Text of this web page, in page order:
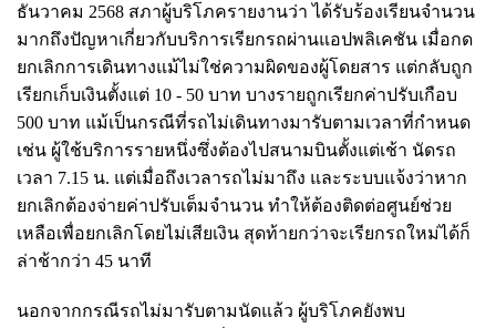
ธันวาคม 2568 สภาผู้บริโภครายงานว่า ได้รับร้องเรียนจำนวน
มากถึงปัญหาเกี่ยวกับบริการเรียกรถผ่านแอปพลิเคชัน เมื่อกด
ยกเลิกการเดินทางแม้ไม่ใช่ความผิดของผู้โดยสาร แต่กลับถูก
เรียกเก็บเงินตั้งแต่ 10 - 50 บาท บางรายถูกเรียกค่าปรับเกือบ
500 บาท แม้เป็นกรณีที่รถไม่เดินทางมารับตามเวลาที่กำหนด
เช่น ผู้ใช้บริการรายหนึ่งซึ่งต้องไปสนามบินตั้งแต่เช้า นัดรถ
เวลา 7.15 น. แต่เมื่อถึงเวลารถไม่มาถึง และระบบแจ้งว่าหาก
ยกเลิกต้องจ่ายค่าปรับเต็มจำนวน ทำให้ต้องติดต่อศูนย์ช่วย
เหลือเพื่อยกเลิกโดยไม่เสียเงิน สุดท้ายกว่าจะเรียกรถใหม่ได้ก็
ล่าช้ากว่า 45 นาที
นอกจากกรณีรถไม่มารับตามนัดแล้ว ผู้บริโภคยังพบ